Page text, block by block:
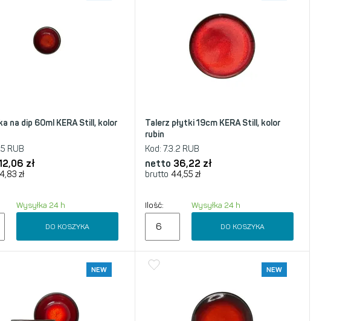
na dip 60ml KERA Still, kolor
RUB
zł
zł
Wysyłka 24 h
DO KOSZYKA
Talerz płytki 19cm KERA Still, kolor
rubin
Kod: 7.3.2 RUB
netto 36,22 zł
brutto 44,55 zł
Ilość: Wysyłka 24 h
DO KOSZYKA
NEW NEW